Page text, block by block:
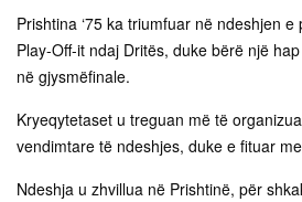
Prishtina ‘75 ka triumfuar në ndeshjen
Play-Off-it ndaj Dritës, duke bërë një
në gjysmëfinale.
Kryeqytetaset u treguan më të
vendimtare të ndeshjes, duke e fituar
Ndeshja u zhvillua në Prishtinë, për